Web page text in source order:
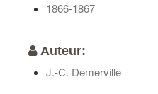
1866-1867
Auteur:
J.-C. Demerville